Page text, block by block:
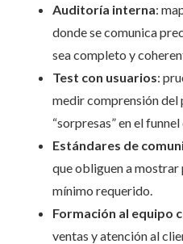
Auditoría interna:
donde se comunica
sea completo y
Test con usuarios:
medir comprensión
“sorpresas” en el
Estándares de
que obliguen a
mínimo requerido.
Formación al equipo
ventas y atención al